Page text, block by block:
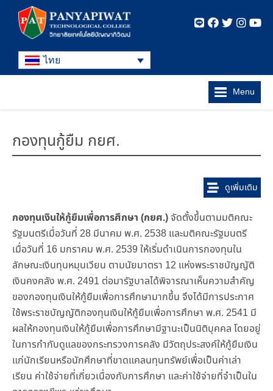
ไทย
Menu
กองทุนกู้ยืม กยศ.
กองทุนเงินให้กู้ยืมเพื่อการศึกษา (กยศ.)จัดตั้งขึ้นตามมติคณะ
รัฐมนตรีเมื่อวันที่ 28 มีนาคม พ.ศ. 2538 และมติคณะรัฐมนตรี
เมื่อวันที่ 16 มกราคม พ.ศ. 2539 ให้เริ่มดำเนินการกองทุนใน
ลักษณะเงินทุนหมุนเวียน ตามนัยมาตรา 12 แห่งพระราชบัญญัติ
เงินคงคลัง พ.ศ. 2491 ต่อมารัฐบาลได้พิจารณาเห็นความสำคัญ
ของกองทุนเงินให้กู้ยืมเพื่อการศึกษามากขึ้น จึงได้มีการประกาศ
ใช้พระราชบัญญัติกองทุนเงินให้กู้ยืมเพื่อการศึกษา พ.ศ. 2541 มี
ผลให้กองทุนเงินให้กู้ยืมเพื่อการศึกษามีฐานะเป็นนิติบุคคล โดยอยู่
ในการกำกับดูแลของกระทรวงการคลัง มีวัตถุประสงค์ให้กู้ยืมเงิน
แก่นักเรียนหรือนักศึกษาที่ขาดแคลนทุนทรัพย์เพื่อเป็นค่าเล่า
เรียน ค่าใช้จ่ายที่เกี่ยวเนื่องกับการศึกษา และค่าใช้จ่ายที่จำเป็นใน
ดูเพิ่มเติม